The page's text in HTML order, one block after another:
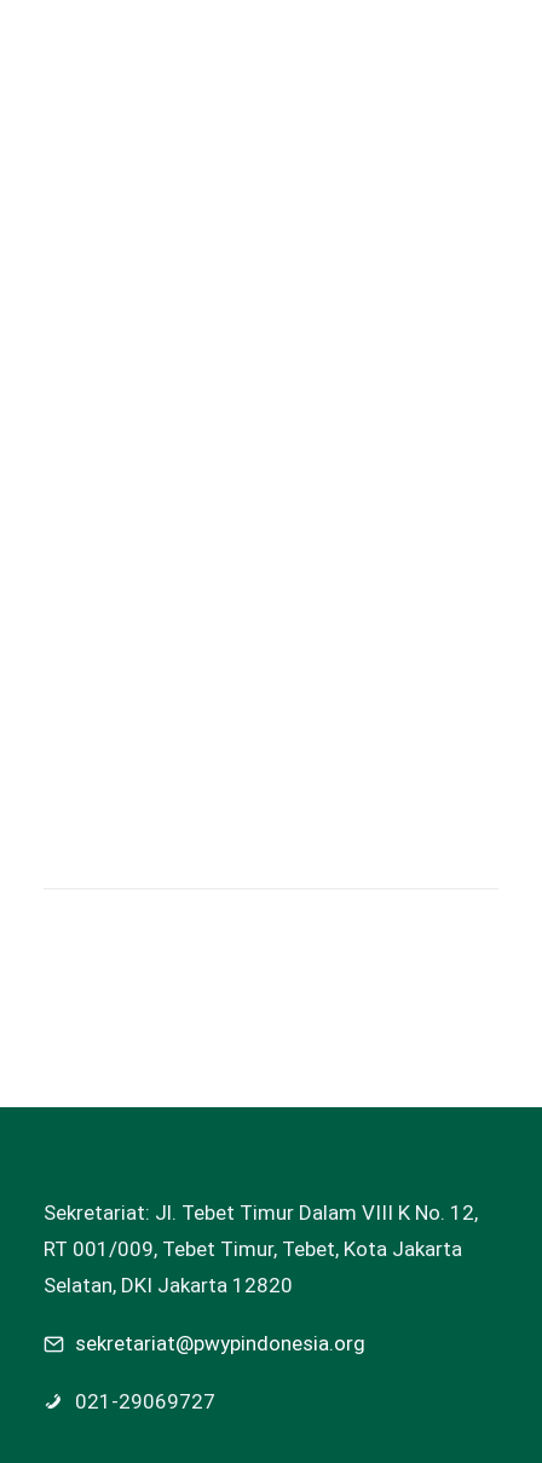
Sekretariat: Jl. Tebet Timur Dalam VIII K No. 12,
RT 001/009, Tebet Timur, Tebet, Kota Jakarta
Selatan, DKI Jakarta 12820
sekretariat@pwypindonesia.org
021-29069727